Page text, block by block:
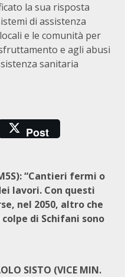
la sua risposta
di assistenza
e le comunità per
e agli abusi
sanitaria
Post
“Cantieri fermi o
lavori. Con questi
nel 2050, altro che
di Schifani sono
SISTO (VICE MIN.